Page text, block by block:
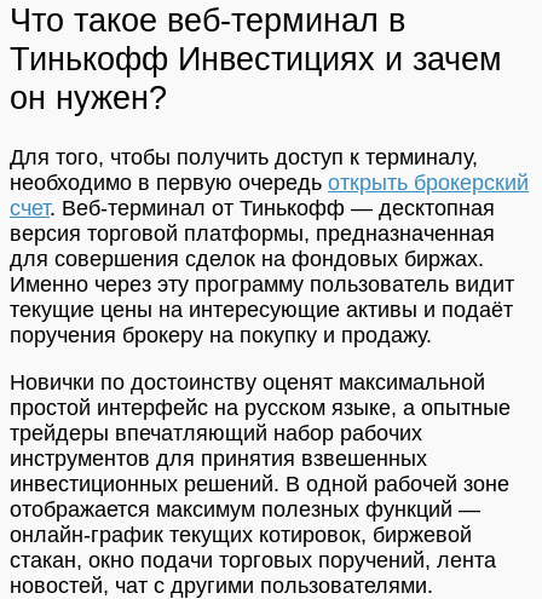
Что такое веб-терминал в
Тинькофф Инвестициях и зачем
он нужен?
Для того, чтобы получить доступ к терминалу,
необходимо в первую очередь открыть брокерский
счет. Веб-терминал от Тинькофф — десктопная
версия торговой платформы, предназначенная
для совершения сделок на фондовых биржах.
Именно через эту программу пользователь видит
текущие цены на интересующие активы и подаёт
поручения брокеру на покупку и продажу.
Новички по достоинству оценят максимальной
простой интерфейс на русском языке, а опытные
трейдеры впечатляющий набор рабочих
инструментов для принятия взвешенных
инвестиционных решений. В одной рабочей зоне
отображается максимум полезных функций —
онлайн-график текущих котировок, биржевой
стакан, окно подачи торговых поручений, лента
новостей, чат с другими пользователями.